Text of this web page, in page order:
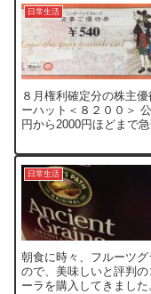
日常生活
８月権利確定分の株主
ーハット＜８２００＞
円から2000円ほどまで
日常生活
朝食に時々、フルーツ
ので、美味しいと評判
ーラを購入してきまし